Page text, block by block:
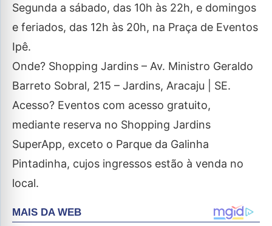
Segunda a sábado, das 10h às 22h, e domingos
e feriados, das 12h às 20h, na Praça de Eventos
Ipê.
Onde? Shopping Jardins – Av. Ministro Geraldo
Barreto Sobral, 215 – Jardins, Aracaju | SE.
Acesso? Eventos com acesso gratuito,
mediante reserva no Shopping Jardins
SuperApp, exceto o Parque da Galinha
Pintadinha, cujos ingressos estão à venda no
local.